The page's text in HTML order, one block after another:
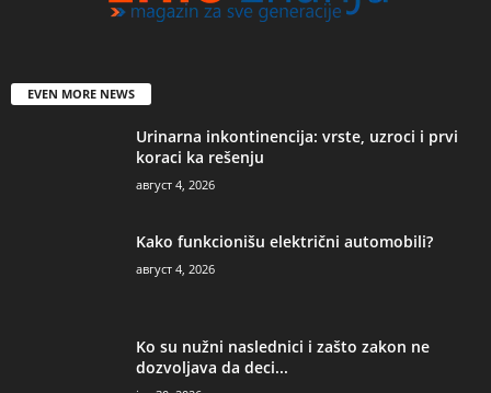
EVEN MORE NEWS
Urinarna inkontinencija: vrste, uzroci i prvi
koraci ka rešenju
август 4, 2026
Kako funkcionišu električni automobili?
август 4, 2026
Ko su nužni naslednici i zašto zakon ne
dozvoljava da deci...